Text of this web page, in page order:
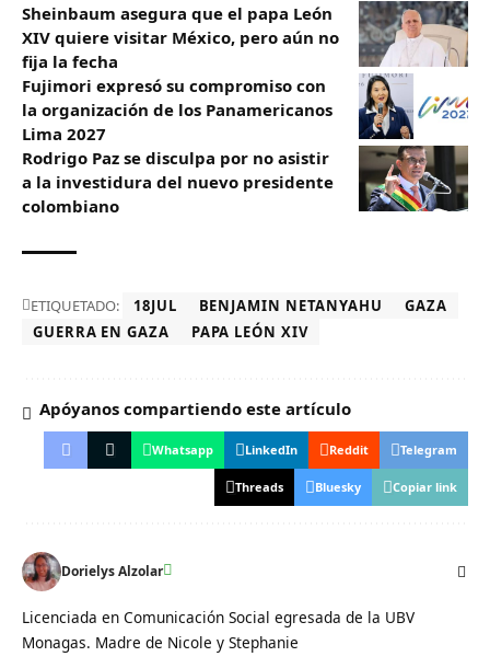
Sheinbaum asegura que el papa León
XIV quiere visitar México, pero aún no
fija la fecha
Fujimori expresó su compromiso con
la organización de los Panamericanos
Lima 2027
Rodrigo Paz se disculpa por no asistir
a la investidura del nuevo presidente
colombiano
ETIQUETADO: 18JUL BENJAMIN NETANYAHU
GAZA
GUERRA EN GAZA
PAPA LEÓN XIV
Apóyanos compartiendo este artículo
Whatsapp LinkedIn Reddit Telegram
Threads Bluesky Copiar link
Dorielys Alzolar
Licenciada en Comunicación Social egresada de la UBV
Monagas. Madre de Nicole y Stephanie